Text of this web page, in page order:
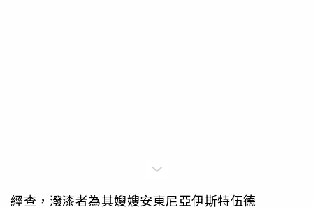
經查，潑漆者為其嫂嫂安東尼亞伊斯特伍德